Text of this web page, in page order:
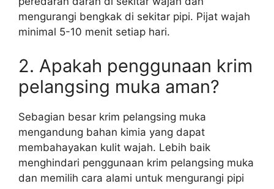
mengurangi bengkak di sekitar pipi. Pijat wajah
minimal 5-10 menit setiap hari.
2. Apakah penggunaan krim
pelangsing muka aman?
Sebagian besar krim pelangsing muka
mengandung bahan kimia yang dapat
membahayakan kulit wajah. Lebih baik
menghindari penggunaan krim pelangsing muka
dan memilih cara alami untuk mengurangi pipi